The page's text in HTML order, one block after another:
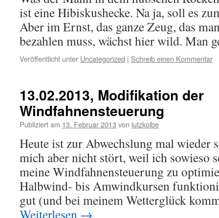
ist eine Hibiskushecke. Na ja, soll es
Aber im Ernst, das ganze Zeug, das
bezahlen muss, wächst hier wild. Man
Veröffentlicht unter Uncategorized | Schreib einen Kommentar
13.02.2013, Modifikation der
Windfahnensteuerung
Publiziert am 13. Februar 2013 von lutzkolbe
Heute ist zur Abwechslung mal wieder
mich aber nicht stört, weil ich sowieso
meine Windfahnensteuerung zu
Halbwind- bis Amwindkursen
gut (und bei meinem Wetterglück
Weiterlesen →